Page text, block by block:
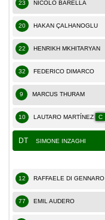
23 NICOLÒ BARELLA
20 HAKAN ÇALHANOGLU
22 HENRIKH MKHITARYAN
32 FEDERICO DIMARCO
9 MARCUS THURAM
10 LAUTARO MARTÍNEZ C
DT SIMONE INZAGHI
12 RAFFAELE DI GENNARO
77 EMIL AUDERO